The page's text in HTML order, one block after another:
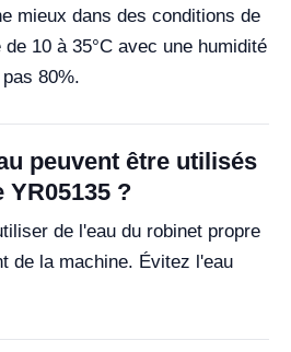
mieux dans des conditions de
10 à 35°C avec une humidité
80%.
peuvent être utilisés
YR05135 ?
de l'eau du robinet propre
de la machine. Évitez l'eau